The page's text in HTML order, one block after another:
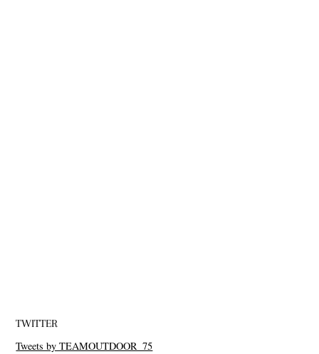
TWITTER
Tweets by TEAMOUTDOOR_75